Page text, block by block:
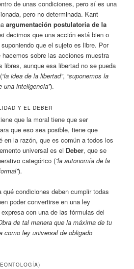
de unas condiciones, pero sí es una
pero no determinada. Kant
argumentación postulatoria de la
decimos que una acción está bien o
que el sujeto es libre. Por
sobre las acciones muestra
libres, aunque esa libertad no se pueda
“la idea de la libertad”, “suponemos la
una inteligencia”).
Y EL DEBER
que la moral tiene que ser
que eso sea posible, tiene que
en la razón, que es común a todos los
universal es el Deber, que se
categórico (“la autonomía de la
).
condiciones deben cumplir todas
poder convertirse en una ley
con una de las fórmulas del
de tal manera que la máxima de tu
como ley universal de obligado